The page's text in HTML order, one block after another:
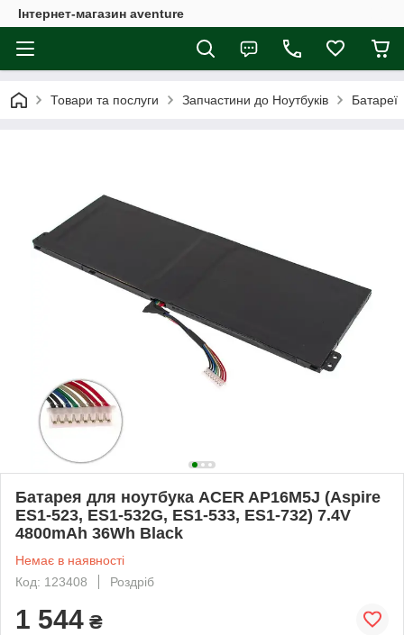
Інтернет-магазин aventure
Товари та послуги Запчастини до Ноутбуків Батареї
Батарея для ноутбука ACER AP16M5J (Aspire
ES1-523, ES1-532G, ES1-533, ES1-732) 7.4V
4800mAh 36Wh Black
Немає в наявності
Код: 123408
Роздріб
1 544 ₴